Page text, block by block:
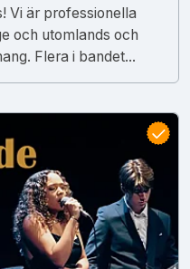
Vi är professionella
och utomlands och
Flera i bandet...